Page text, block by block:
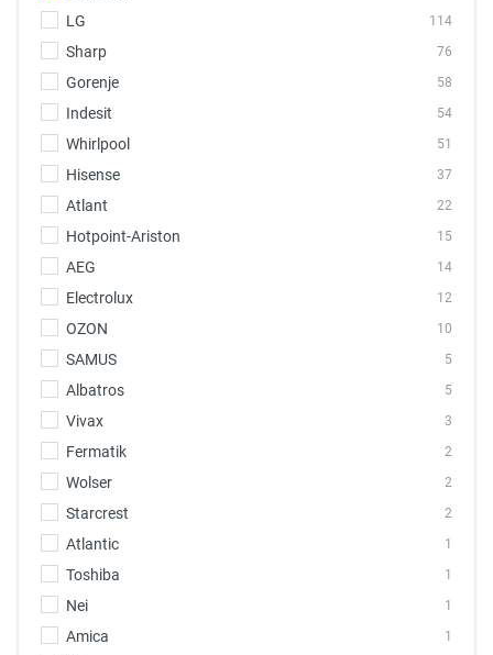
LG 114
Sharp 76
Gorenje 58
Indesit 54
Whirlpool 51
Hisense 37
Atlant 22
Hotpoint-Ariston 15
AEG 14
Electrolux 12
OZON 10
SAMUS 5
Albatros 5
Vivax 3
Fermatik 2
Wolser 2
Starcrest 2
Atlantic 1
Toshiba 1
Nei 1
Amica 1